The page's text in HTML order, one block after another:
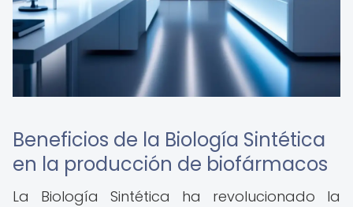
Beneficios de la Biología Sintética
en la producción de biofármacos
La Biología Sintética ha revolucionado la